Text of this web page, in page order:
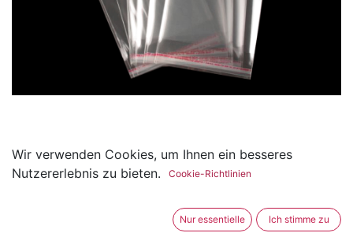
100er Pack Cellophanbeutel
mit Klebestreifen 11 x 20 cm
Wir verwenden Cookies, um Ihnen ein besseres
Nutzererlebnis zu bieten.
Cookie-Richtlinien
Nur essentielle Ich stimme zu